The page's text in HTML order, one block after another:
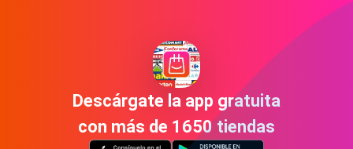
Descárgate la app gratuita
con más de 1650 tiendas